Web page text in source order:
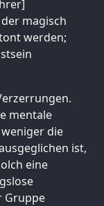
magisch
werden;
mentale
die
ist,
eine
Gruppe